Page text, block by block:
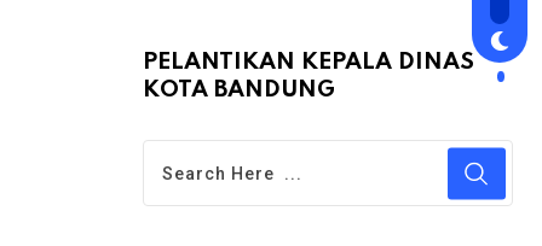
PELANTIKAN KEPALA DINAS
KOTA BANDUNG